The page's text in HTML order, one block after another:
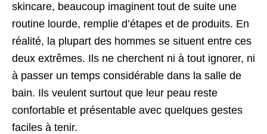
skincare, beaucoup imaginent tout de suite une
routine lourde, remplie d’étapes et de produits. En
réalité, la plupart des hommes se situent entre ces
deux extrêmes. Ils ne cherchent ni à tout ignorer, ni
à passer un temps considérable dans la salle de
bain. Ils veulent surtout que leur peau reste
confortable et présentable avec quelques gestes
faciles à tenir.